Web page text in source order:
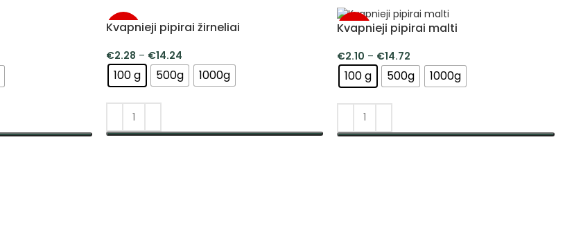
-5%
Kvapnieji pipirai žirneliai
€2.28 – €14.24
100 g 500g 1000g
-5%
Kvapnieji pipirai malti
€2.10 – €14.72
100 g 500g 1000g